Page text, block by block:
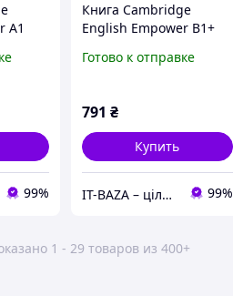
A1
99%
Книга Cambridge
English Empower B1+
Audio CDs (3)
Готово к отправке
791 ₴
Купить
IT-BAZA – ціла база потрібних речей для всієї родини 99%
1 - 29 товаров из 400+